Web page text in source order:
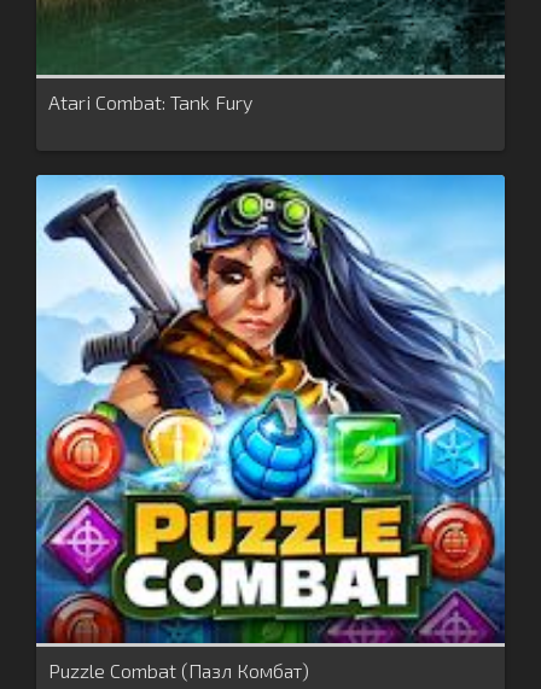
Atari Combat: Tank Fury
Puzzle Combat (Пазл Комбат)